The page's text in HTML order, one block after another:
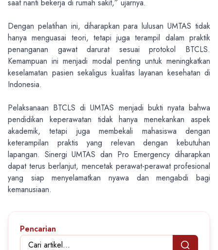
saat nanti bekerja di rumah sakit,” ujarnya.
Dengan pelatihan ini, diharapkan para lulusan UMTAS tidak
hanya menguasai teori, tetapi juga terampil dalam praktik
penanganan gawat darurat sesuai protokol BTCLS.
Kemampuan ini menjadi modal penting untuk meningkatkan
keselamatan pasien sekaligus kualitas layanan kesehatan di
Indonesia.
Pelaksanaan BTCLS di UMTAS menjadi bukti nyata bahwa
pendidikan keperawatan tidak hanya menekankan aspek
akademik, tetapi juga membekali mahasiswa dengan
keterampilan praktis yang relevan dengan kebutuhan
lapangan. Sinergi UMTAS dan Pro Emergency diharapkan
dapat terus berlanjut, mencetak perawat-perawat profesional
yang siap menyelamatkan nyawa dan mengabdi bagi
kemanusiaan.
Pencarian